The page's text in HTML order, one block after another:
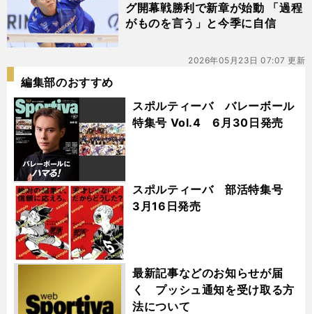
グ開幕戦勝利で新章が始動 「過程
がものを言う」と今季に自信
2026年05月23日 07:07 更新
編集部のおすすめ
スポルティーバ バレーボール
特集号 Vol.4 6月30日発売
スポルティーバ 部活特集号
3月16日発売
最新記事などのお知らせが届
く プッシュ通知を受け取る方
法について